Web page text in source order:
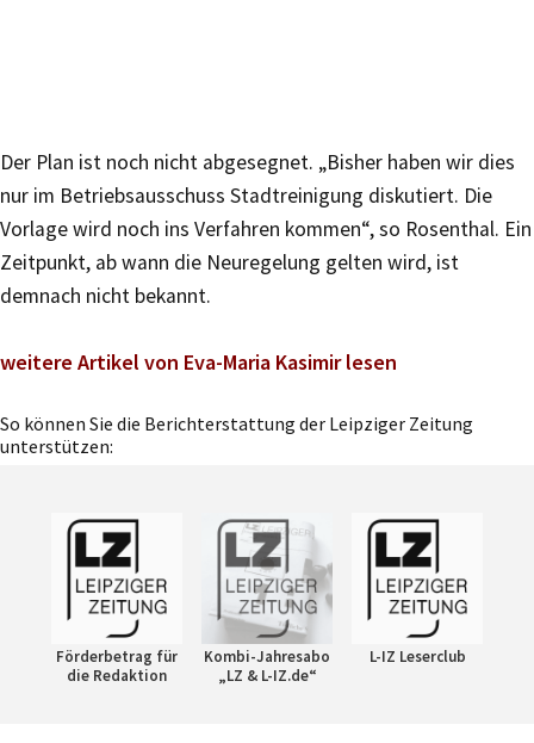
Der Plan ist noch nicht abgesegnet. „Bisher haben wir dies
nur im Betriebsausschuss Stadtreinigung diskutiert. Die
Vorlage wird noch ins Verfahren kommen“, so Rosenthal. Ein
Zeitpunkt, ab wann die Neuregelung gelten wird, ist
demnach nicht bekannt.
weitere Artikel von Eva-Maria Kasimir lesen
So können Sie die Berichterstattung der Leipziger Zeitung
unterstützen:
Förderbetrag für
die Redaktion
Kombi-Jahresabo
„LZ & L-IZ.de“
L-IZ Leserclub